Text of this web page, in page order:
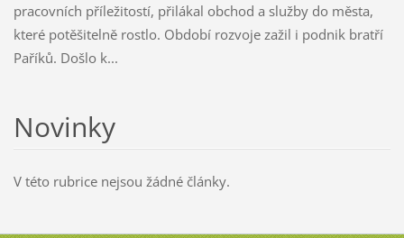
pracovních příležitostí, přilákal obchod a služby do města,
které potěšitelně rostlo. Období rozvoje zažil i podnik bratří
Paříků. Došlo k...
Novinky
V této rubrice nejsou žádné články.